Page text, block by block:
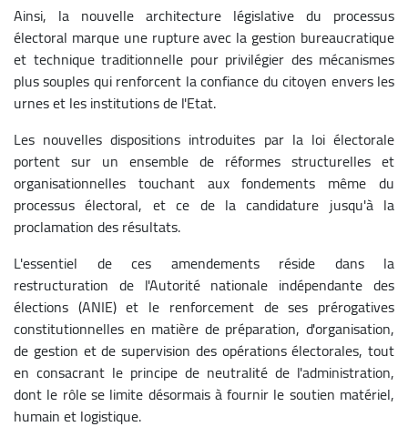
Ainsi, la nouvelle architecture législative du processus
électoral marque une rupture avec la gestion bureaucratique
et technique traditionnelle pour privilégier des mécanismes
plus souples qui renforcent la confiance du citoyen envers les
urnes et les institutions de l'Etat.
Les nouvelles dispositions introduites par la loi électorale
portent sur un ensemble de réformes structurelles et
organisationnelles touchant aux fondements même du
processus électoral, et ce de la candidature jusqu'à la
proclamation des résultats.
L'essentiel de ces amendements réside dans la
restructuration de l'Autorité nationale indépendante des
élections (ANIE) et le renforcement de ses prérogatives
constitutionnelles en matière de préparation, d'organisation,
de gestion et de supervision des opérations électorales, tout
en consacrant le principe de neutralité de l'administration,
dont le rôle se limite désormais à fournir le soutien matériel,
humain et logistique.